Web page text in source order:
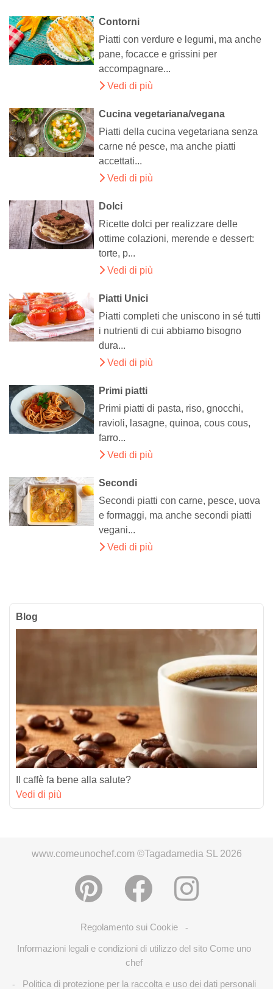
Contorni
Piatti con verdure e legumi, ma anche
pane, focacce e grissini per
accompagnare...
Vedi di più
Cucina vegetariana/vegana
Piatti della cucina vegetariana senza
carne né pesce, ma anche piatti
accettati...
Vedi di più
Dolci
Ricette dolci per realizzare delle
ottime colazioni, merende e dessert:
torte, p...
Vedi di più
Piatti Unici
Piatti completi che uniscono in sé tutti
i nutrienti di cui abbiamo bisogno
dura...
Vedi di più
Primi piatti
Primi piatti di pasta, riso, gnocchi,
ravioli, lasagne, quinoa, cous cous,
farro...
Vedi di più
Secondi
Secondi piatti con carne, pesce, uova
e formaggi, ma anche secondi piatti
vegani...
Vedi di più
Blog
Il caffè fa bene alla salute?
Vedi di più
www.comeunochef.com ©Tagadamedia SL 2026
Regolamento sui Cookie -
Informazioni legali e condizioni di utilizzo del sito Come uno
chef
- Politica di protezione per la raccolta e uso dei dati personali